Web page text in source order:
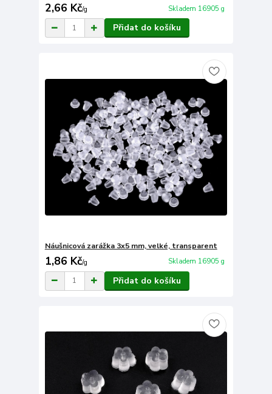
2,66 Kč/g Skladem 16905 g
Přidat do košíku
Náušnicová zarážka 3x5 mm, velké, transparent
1,86 Kč/g Skladem 16905 g
Přidat do košíku